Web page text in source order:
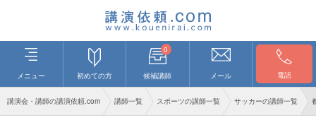
メニュー 初めての方
0
候補講師 メール 電話
講演会・講師の講演依頼.com 講師一覧 スポーツの講師一覧 サッカーの講師一覧